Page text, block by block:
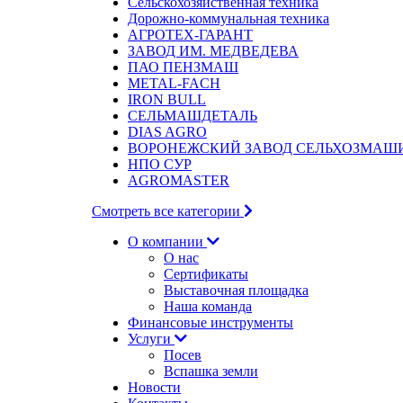
Дорожно-коммунальная техника
АГРОТЕХ-ГАРАНТ
ЗАВОД ИМ. МЕДВЕДЕВА
ПАО ПЕНЗМАШ
METAL-FACH
IRON BULL
СЕЛЬМАШДЕТАЛЬ
DIAS AGRO
ВОРОНЕЖСКИЙ ЗАВОД
НПО СУР
AGROMASTER
Смотреть все категории
О компании
О нас
Сертификаты
Выставочная площадка
Наша команда
Финансовые инструменты
Услуги
Посев
Вспашка земли
Новости